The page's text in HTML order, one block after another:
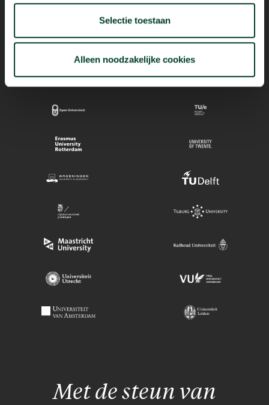
Selectie toestaan
Alleen noodzakelijke cookies
Mogelijk dankzij
Met de steun van